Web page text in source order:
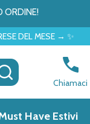
ORDINE!
→ ✨
CERCA
Chiamaci
Have Estivi